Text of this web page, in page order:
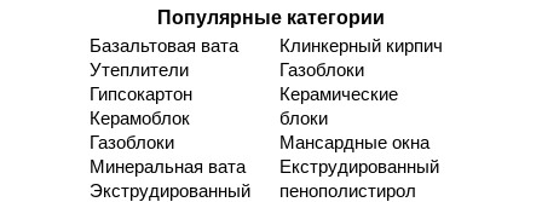
Популярные категории
Базальтовая вата
Утеплители
Гипсокартон
Керамоблок
Газоблоки
Минеральная вата
Экструдированный
Клинкерный кирпич
Газоблоки
Керамические
блоки
Мансардные окна
Екструдированный
пенополистирол